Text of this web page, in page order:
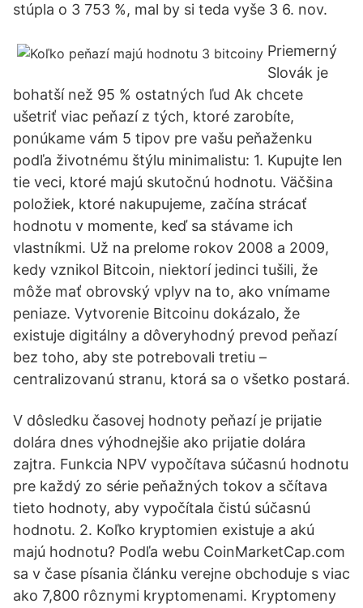
stúpla o 3 753 %, mal by si teda vyše 3 6. nov.
Priemerný
Slovák je
bohatší než 95 % ostatných ľud Ak chcete
ušetriť viac peňazí z tých, ktoré zarobíte,
ponúkame vám 5 tipov pre vašu peňaženku
podľa životnému štýlu minimalistu: 1. Kupujte len
tie veci, ktoré majú skutočnú hodnotu. Väčšina
položiek, ktoré nakupujeme, začína strácať
hodnotu v momente, keď sa stávame ich
vlastníkmi. Už na prelome rokov 2008 a 2009,
kedy vznikol Bitcoin, niektorí jedinci tušili, že
môže mať obrovský vplyv na to, ako vnímame
peniaze. Vytvorenie Bitcoinu dokázalo, že
existuje digitálny a dôveryhodný prevod peňazí
bez toho, aby ste potrebovali tretiu –
centralizovanú stranu, ktorá sa o všetko postará.
V dôsledku časovej hodnoty peňazí je prijatie
dolára dnes výhodnejšie ako prijatie dolára
zajtra. Funkcia NPV vypočítava súčasnú hodnotu
pre každý zo série peňažných tokov a sčítava
tieto hodnoty, aby vypočítala čistú súčasnú
hodnotu. 2. Koľko kryptomien existuje a akú
majú hodnotu? Podľa webu CoinMarketCap.com
sa v čase písania článku verejne obchoduje s viac
ako 7,800 rôznymi kryptomenami. Kryptomeny